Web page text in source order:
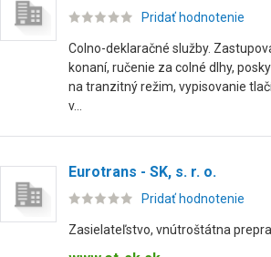
Pridať hodnotenie
Colno-deklaračné služby.
konaní, ručenie za colné dlhy,
na tranzitný režim, vypisovanie
v...
Eurotrans - SK, s. r. o.
Pridať hodnotenie
Zasielateľstvo, vnútroštátna